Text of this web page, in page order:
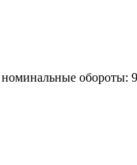
обороты: